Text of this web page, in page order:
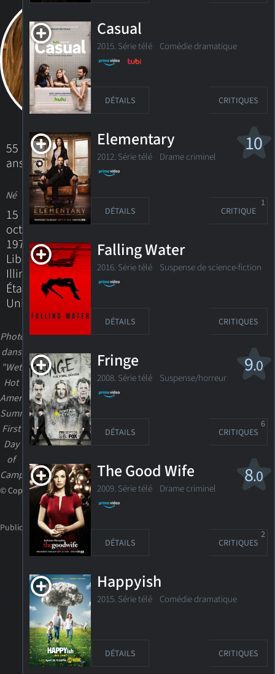
55
ans
Né
15
octobre
1970
Libertyville,
Illinois,
États-
Unis
Photo
dans
"Wet
Hot
American
Summer:
First
Day
of
Camp"
© Copyright
Casual
2015. Série télé Comédie dramatique
DÉTAILS CRITIQUES
10
Elementary
2012. Série télé Drame criminel
DÉTAILS CRITIQUE
1
Falling Water
2016. Série télé Suspense de science-fiction
DÉTAILS CRITIQUES
9.0
Fringe
2008. Série télé Suspense/horreur
DÉTAILS CRITIQUES
6
8.0
The Good Wife
2009. Série télé Drame criminel
DÉTAILS CRITIQUES
2
Happyish
2015. Série télé Comédie dramatique
DÉTAILS CRITIQUES